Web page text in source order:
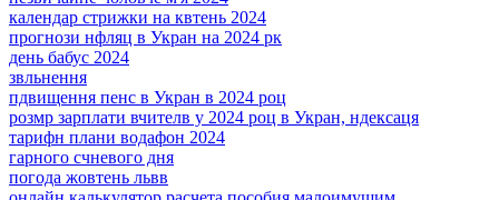
календар стрижки на квтень 2024
прогнози нфляц в Укран на 2024 рк
день бабус 2024
звльнення
пдвищення пенс в Укран в 2024 роц
розмр зарплати вчителв у 2024 роц в Укран, ндексаця
тарифн плани водафон 2024
гарного счневого дня
погода жовтень львв